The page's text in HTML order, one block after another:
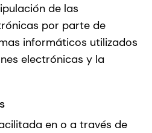
de las
por parte de
informáticos utilizados
electrónicas y la
en o a través de